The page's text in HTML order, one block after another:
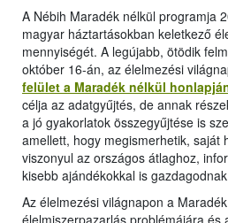
A Nébih Maradék nélkül programja
magyar háztartásokban keletkező
mennyiségét. A legújabb, ötödik
október 16-án, az élelmezési
felület a Maradék nélkül
célja az adatgyűjtés, de annak
a jó gyakorlatok összegyűjtése is
amellett, hogy megismerhetik, saját
viszonyul az országos átlaghoz,
kisebb ajándékokkal is
Az élelmezési világnapon a